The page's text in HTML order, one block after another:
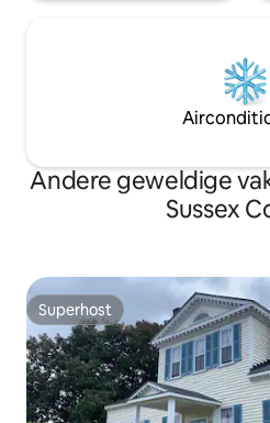
Andere geweldige
Sussex
Superhost
Superhost